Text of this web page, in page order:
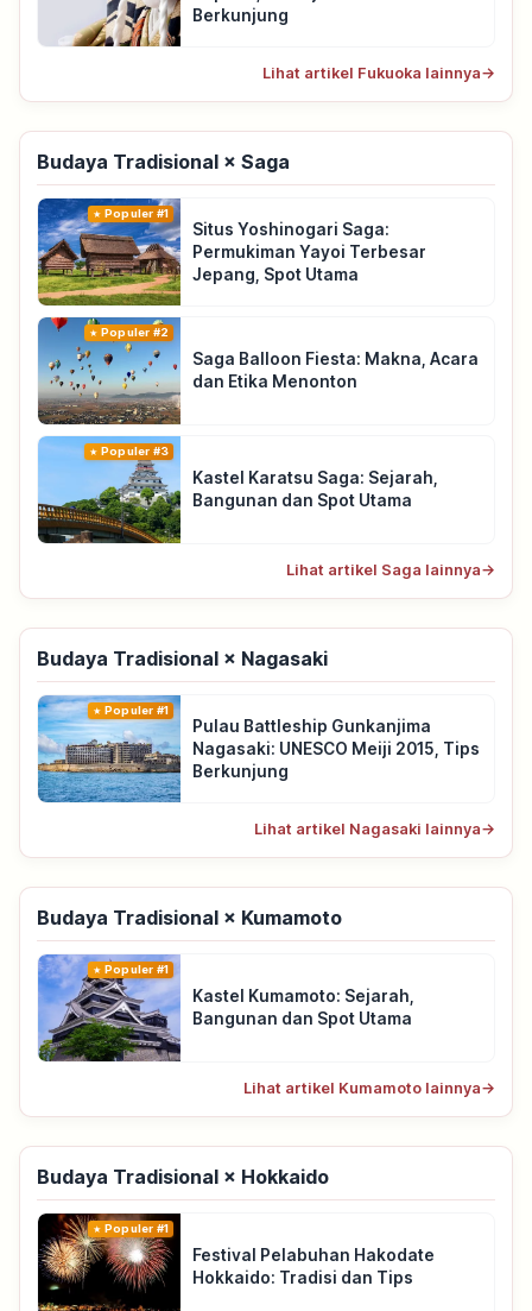
Berkunjung
Lihat artikel Fukuoka lainnya→
Budaya Tradisional × Saga
Populer #1
Situs Yoshinogari Saga:
Permukiman Yayoi Terbesar
Jepang, Spot Utama
Populer #2
Saga Balloon Fiesta: Makna, Acara
dan Etika Menonton
Populer #3
Kastel Karatsu Saga: Sejarah,
Bangunan dan Spot Utama
Lihat artikel Saga lainnya→
Budaya Tradisional × Nagasaki
Populer #1
Pulau Battleship Gunkanjima
Nagasaki: UNESCO Meiji 2015, Tips
Berkunjung
Lihat artikel Nagasaki lainnya→
Budaya Tradisional × Kumamoto
Populer #1
Kastel Kumamoto: Sejarah,
Bangunan dan Spot Utama
Lihat artikel Kumamoto lainnya→
Budaya Tradisional × Hokkaido
Populer #1
Festival Pelabuhan Hakodate
Hokkaido: Tradisi dan Tips